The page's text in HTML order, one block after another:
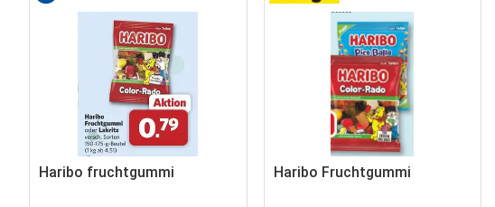
Haribo fruchtgummi Haribo Fruchtgummi